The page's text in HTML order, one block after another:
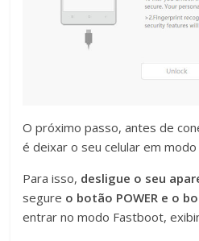
O próximo passo, antes de
é deixar o seu celular em
Para isso, desligue o seu
segure o botão POWER e o
entrar no modo Fastboot,